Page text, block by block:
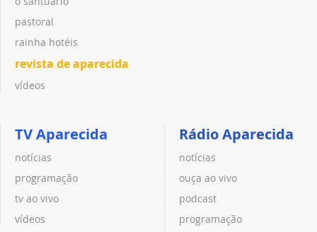
pastoral
rainha hotéis
revista de aparecida
vídeos
TV Aparecida
notícias
programação
tv ao vivo
vídeos
Rádio Aparecida
notícias
ouça ao vivo
podcast
programação